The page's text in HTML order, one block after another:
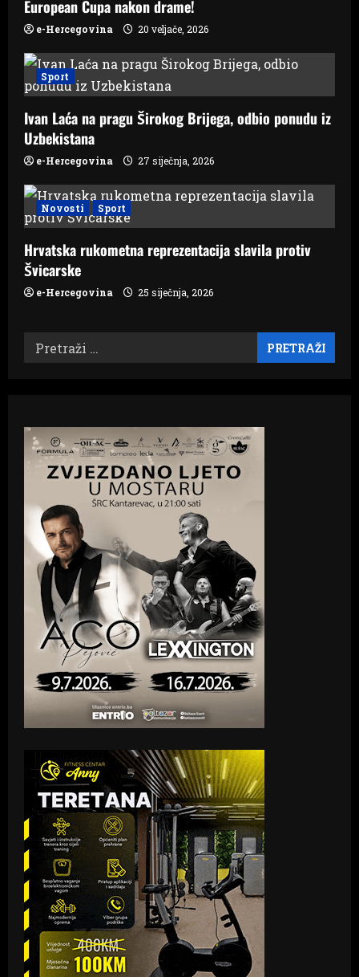
European Cupa nakon drame!
e-Hercegovina 20 veljače, 2026
Sport
Ivan Laća na pragu Širokog Brijega, odbio ponudu iz
Uzbekistana
e-Hercegovina 27 siječnja, 2026
Novosti Sport
Hrvatska rukometna reprezentacija slavila protiv
Švicarske
e-Hercegovina 25 siječnja, 2026
Pretraži: